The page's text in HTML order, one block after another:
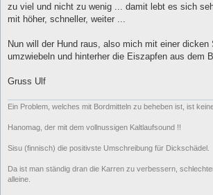
zu viel und nicht zu wenig ... damit lebt es sich
mit höher, schneller, weiter ...
Nun will der Hund raus, also mich mit einer dicken
umzwiebeln und hinterher die Eiszapfen aus dem
Gruss Ulf
Ein Problem, welches mit Bordmitteln zu beheben ist, ist
Hanomag, der mit dem vollnussigen Kaltlaufsound !!
Sisu (finnisch) die positivste Umschreibung für Dickschädel.
Da ist man ständig dran die Karren zu verbessern,
alleine.